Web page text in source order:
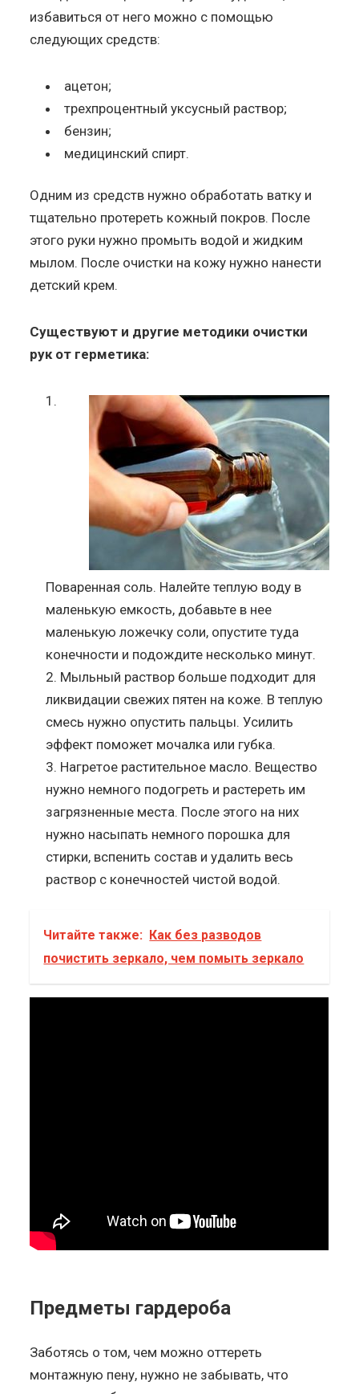
избавиться от него можно с помощью
следующих средств:
ацетон;
трехпроцентный уксусный раствор;
бензин;
медицинский спирт.
Одним из средств нужно обработать ватку и
тщательно протереть кожный покров. После
этого руки нужно промыть водой и жидким
мылом. После очистки на кожу нужно нанести
детский крем.
Существуют и другие методики очистки
рук от герметика:
Поваренная соль. Налейте теплую воду в
маленькую емкость, добавьте в нее
маленькую ложечку соли, опустите туда
конечности и подождите несколько минут.
Мыльный раствор больше подходит для
ликвидации свежих пятен на коже. В теплую
смесь нужно опустить пальцы. Усилить
эффект поможет мочалка или губка.
Нагретое растительное масло. Вещество
нужно немного подогреть и растереть им
загрязненные места. После этого на них
нужно насыпать немного порошка для
стирки, вспенить состав и удалить весь
раствор с конечностей чистой водой.
Читайте также: Как без разводов
почистить зеркало, чем помыть зеркало
Предметы гардероба
Заботясь о том, чем можно оттереть
монтажную пену, нужно не забывать, что